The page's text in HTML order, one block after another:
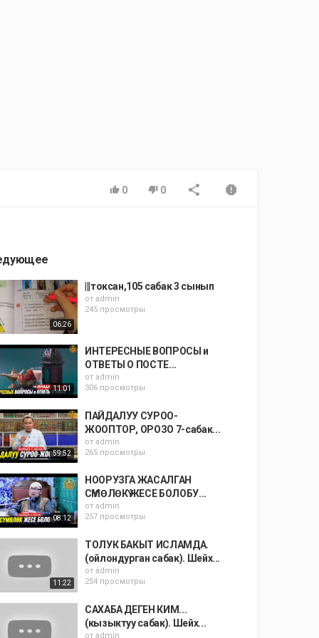
0 0
06:26
|||токсан,105 сабак 3 сынып
от admin
245 просмотры
11:01
ИНТЕРЕСНЫЕ ВОПРОСЫ и
ОТВЕТЫ О ПОСТЕ...
от admin
306 просмотры
59:52
ПАЙДАЛУУ СУРОО-
ЖООПТОР, ОРОЗО 7-сабак...
от admin
265 просмотры
08:12
НООРУЗГА ЖАСАЛГАН
СҮМӨЛӨКҮ ЖЕСЕ БОЛОБУ...
от admin
257 просмотры
11:22
ТОЛУК БАКЫТ ИСЛАМДА.
(ойлондурган сабак). Шейх...
от admin
254 просмотры
САХАБА ДЕГЕН КИМ...
(кызыктуу сабак). Шейх...
от admin